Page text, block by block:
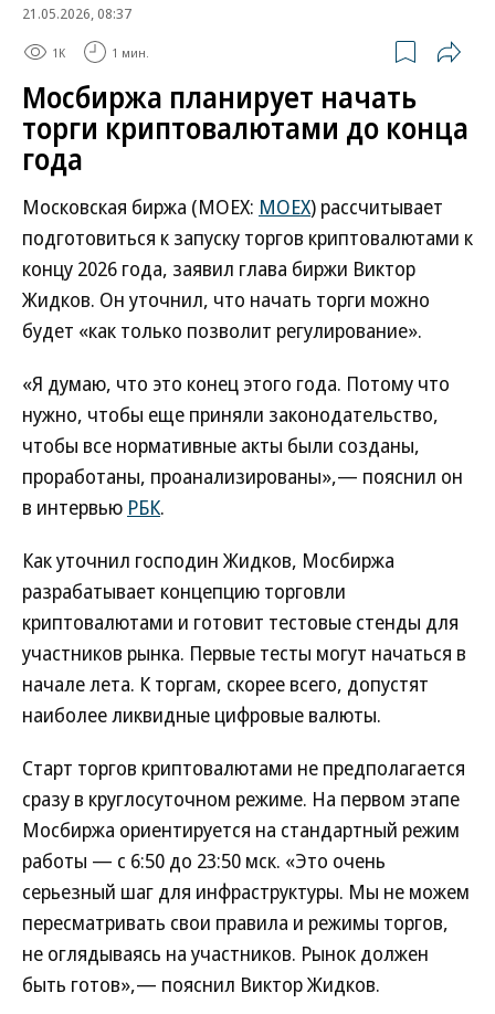
21.05.2026, 08:37
1K 1 мин.
Мосбиржа планирует начать
торги криптовалютами до конца
года
Московская биржа (MOEX: MOEX) рассчитывает
подготовиться к запуску торгов криптовалютами к
концу 2026 года, заявил глава биржи Виктор
Жидков. Он уточнил, что начать торги можно
будет «как только позволит регулирование».
«Я думаю, что это конец этого года. Потому что
нужно, чтобы еще приняли законодательство,
чтобы все нормативные акты были созданы,
проработаны, проанализированы»,— пояснил он
в интервью РБК.
Как уточнил господин Жидков, Мосбиржа
разрабатывает концепцию торговли
криптовалютами и готовит тестовые стенды для
участников рынка. Первые тесты могут начаться в
начале лета. К торгам, скорее всего, допустят
наиболее ликвидные цифровые валюты.
Старт торгов криптовалютами не предполагается
сразу в круглосуточном режиме. На первом этапе
Мосбиржа ориентируется на стандартный режим
работы — с 6:50 до 23:50 мск. «Это очень
серьезный шаг для инфраструктуры. Мы не можем
пересматривать свои правила и режимы торгов,
не оглядываясь на участников. Рынок должен
быть готов»,— пояснил Виктор Жидков.